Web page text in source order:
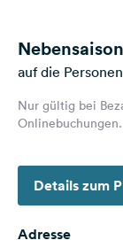
Feedback
Sprache:
Deutsch
uns
auf
Social
Nebensaison
auf die
Nur gültig bei
Onlinebuchungen.
Details zum
Adresse